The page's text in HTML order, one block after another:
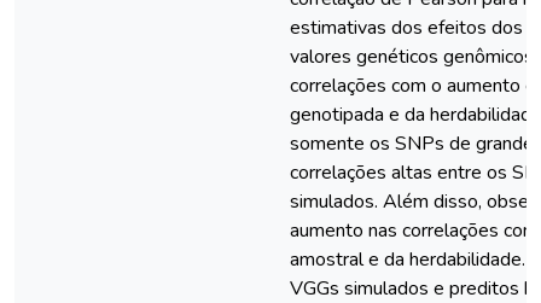
estimativas dos efeitos dos
valores genéticos
correlações com o aumento
genotipada e da
somente os SNPs de
correlações altas entre os
simulados. Além disso,
aumento nas correlações
amostral e da herdabilidade.
VGGs simulados e preditos